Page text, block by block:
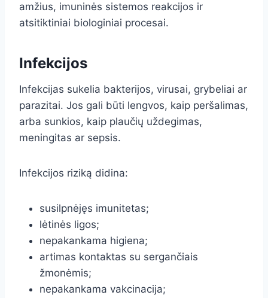
amžius, imuninės sistemos reakcijos ir
atsitiktiniai biologiniai procesai.
Infekcijos
Infekcijas sukelia bakterijos, virusai, grybeliai ar
parazitai. Jos gali būti lengvos, kaip peršalimas,
arba sunkios, kaip plaučių uždegimas,
meningitas ar sepsis.
Infekcijos riziką didina:
susilpnėjęs imunitetas;
lėtinės ligos;
nepakankama higiena;
artimas kontaktas su sergančiais
žmonėmis;
nepakankama vakcinacija;